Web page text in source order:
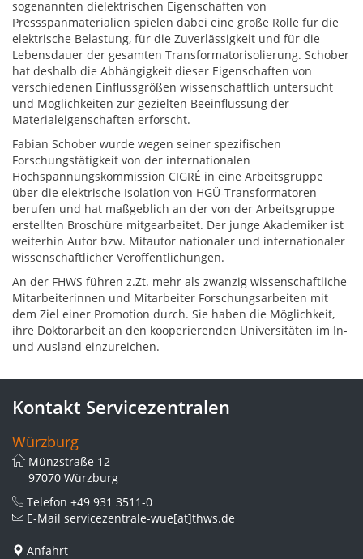
sogenannten dielektrischen Eigenschaften von
Pressspanmaterialien spielen dabei eine große Rolle für die
elektrische Belastung, für die Zuverlässigkeit und für die
Lebensdauer der gesamten Transformatorisolierung. Schober
hat deshalb die Abhängigkeit dieser Eigenschaften von
verschiedenen Einflussgrößen wissenschaftlich untersucht
und Möglichkeiten zur gezielten Beeinflussung der
Materialeigenschaften erforscht.
Fabian Schober wurde wegen seiner spezifischen
Forschungstätigkeit von der internationalen
Hochspannungskommission CIGRÉ in eine Arbeitsgruppe
über die elektrische Isolation von HGÜ-Transformatoren
berufen und hat maßgeblich an der von der Arbeitsgruppe
erstellten Broschüre mitgearbeitet. Der junge Akademiker ist
weiterhin Autor bzw. Mitautor nationaler und internationaler
wissenschaftlicher Veröffentlichungen.
An der FHWS führen z.Zt. mehr als zwanzig wissenschaftliche
Mitarbeiterinnen und Mitarbeiter Forschungsarbeiten mit
dem Ziel einer Promotion durch. Sie haben die Möglichkeit,
ihre Doktorarbeit an den kooperierenden Universitäten im In-
und Ausland einzureichen.
Kontakt Servicezentralen
Würzburg
Münzstraße 12
97070 Würzburg
Telefon +49 931 3511-0
E-Mail servicezentrale-wue[at]thws.de
Anfahrt